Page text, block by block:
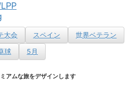
大会 スペイン
世界ベテラン
球 5月
アムな旅をデザインします